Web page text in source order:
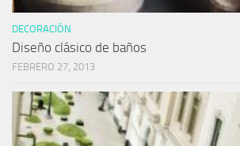
DECORACIÓN
Diseño clásico de baños
FEBRERO 27, 2013